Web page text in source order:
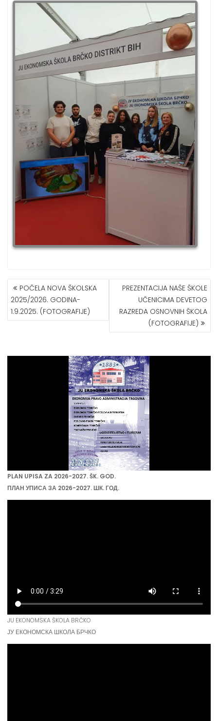
POST
NAVIGATION
POČELA NOVA ŠKOLSKA
2025/2026. GODINA-
1.9.2025. (FOTOGRAFIJE)
PREZENTACIJA NAŠE ŠKOLE
UČENICIMA DEVETOG
RAZREDA OSNOVNIH ŠKOLA
(FOTOGRAFIJE)
PLAN UPISA ZA 2026-2027. ŠK. GOD.
ПЛАН УПИСА ЗА 2026-2027. ШК. ГОД.
JU EKONOMSKA ŠKOLA BRČKO
ЈУ ЕКОНОМСКА ШКОЛА БРЧКО